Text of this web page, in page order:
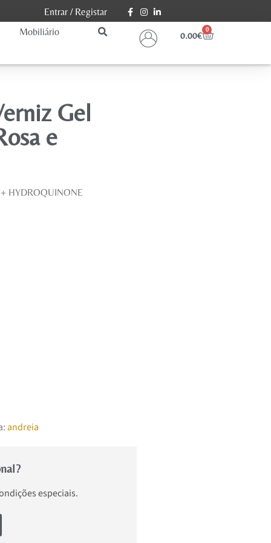
Entrar/ Registar
Mobiliário
0.00€
0
Gel
e
HYDROQUINONE
andreia
especiais.